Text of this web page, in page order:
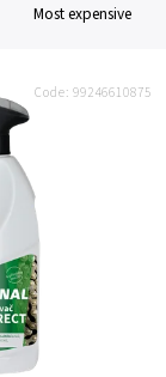
Most expensive
Code:99246610875